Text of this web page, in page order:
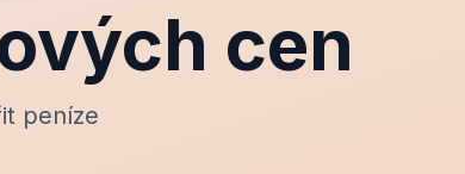
cen
peníze